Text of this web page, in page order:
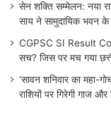
सेन शक्ति सम्मेलन: नया
साय ने सामुदायिक भवन
CGPSC SI Result
सच? जिस पर मच गया
‘सावन शनिवार का महा-
राशियों पर गिरेगी गाज